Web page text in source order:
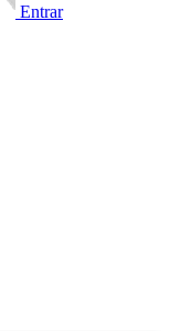
Entrar